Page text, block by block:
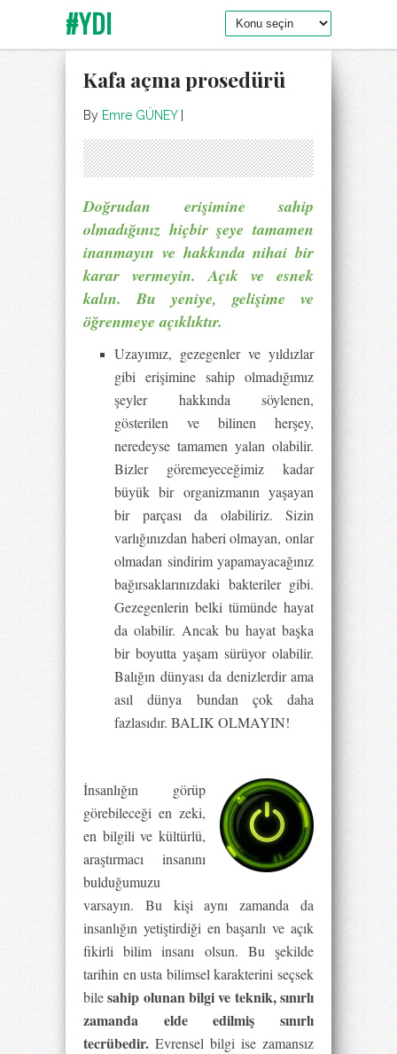
#YDI
Kafa açma prosedürü
By Emre GÜNEY|
Doğrudan erişimine sahip
olmadığınız hiçbir şeye tamamen
inanmayın ve hakkında nihai bir
karar vermeyin. Açık ve esnek
kalın. Bu yeniye, gelişime ve
öğrenmeye açıklıktır.
Uzayımız, gezegenler ve yıldızlar
gibi erişimine sahip olmadığımız
şeyler hakkında söylenen,
gösterilen ve bilinen herşey,
neredeyse tamamen yalan olabilir.
Bizler göremeyeceğimiz kadar
büyük bir organizmanın yaşayan
bir parçası da olabiliriz. Sizin
varlığınızdan haberi olmayan, onlar
olmadan sindirim yapamayacağınız
bağırsaklarınızdaki bakteriler gibi.
Gezegenlerin belki tümünde hayat
da olabilir. Ancak bu hayat başka
bir boyutta yaşam sürüyor olabilir.
Balığın dünyası da denizlerdir ama
asıl dünya bundan çok daha
fazlasıdır. BALIK OLMAYIN!
İnsanlığın görüp
görebileceği en zeki,
en bilgili ve kültürlü,
araştırmacı insanını
bulduğumuzu
varsayın. Bu kişi aynı zamanda da
insanlığın yetiştirdiği en başarılı ve açık
fikirli bilim insanı olsun. Bu şekilde
tarihin en usta bilimsel karakterini seçsek
bilesahip olunan bilgi ve teknik, sınırlı
zamanda elde edilmiş sınırlı
tecrübedir. Evrensel bilgi ise zamansız